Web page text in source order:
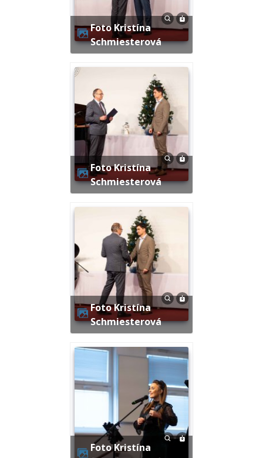
Foto Kristína
Schmiesterová
Foto Kristína
Schmiesterová
Foto Kristína
Schmiesterová
Foto Kristína